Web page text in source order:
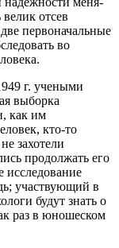
отсев
первоначальные
во
г. учеными
выборка
как им
кто-то
захотели
продолжать его
исследование
участвующий в
будут знать о
раз в юношеском